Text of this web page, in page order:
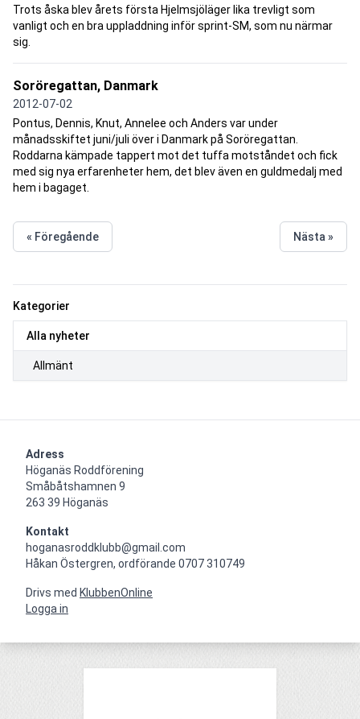
Kategorier
Alla nyheter
Allmänt
Trots åska blev årets första Hjelmsjöläger lika trevligt som
vanligt och en bra uppladdning inför sprint-SM, som nu närmar
sig.
Soröregattan, Danmark
2012-07-02
Pontus, Dennis, Knut, Annelee och Anders var under
månadsskiftet juni/juli över i Danmark på Soröregattan.
Roddarna kämpade tappert mot det tuffa motståndet och fick
med sig nya erfarenheter hem, det blev även en guldmedalj med
hem i bagaget.
« Föregående Nästa »
Adress
Höganäs Roddförening
Småbåtshamnen 9
263 39 Höganäs
Kontakt
hoganasroddklubb@gmail.com
Håkan Östergren, ordförande 0707 310749
Drivs med KlubbenOnline
Logga in